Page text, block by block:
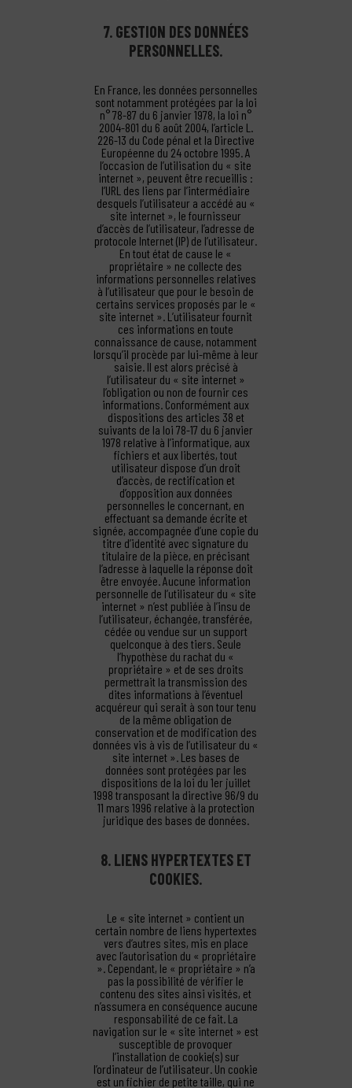
7. GESTION DES DONNÉES
PERSONNELLES.
En France, les données personnelles
sont notamment protégées par la loi
n° 78-87 du 6 janvier 1978, la loi n°
2004-801 du 6 août 2004, l’article L.
226-13 du Code pénal et la Directive
Européenne du 24 octobre 1995. A
l’occasion de l’utilisation du « site
internet », peuvent être recueillis :
l’URL des liens par l’intermédiaire
desquels l’utilisateur a accédé au «
site internet », le fournisseur
d’accès de l’utilisateur, l’adresse de
protocole Internet (IP) de l’utilisateur.
En tout état de cause le «
propriétaire » ne collecte des
informations personnelles relatives
à l’utilisateur que pour le besoin de
certains services proposés par le «
site internet ». L’utilisateur fournit
ces informations en toute
connaissance de cause, notamment
lorsqu’il procède par lui-même à leur
saisie. Il est alors précisé à
l’utilisateur du « site internet »
l’obligation ou non de fournir ces
informations. Conformément aux
dispositions des articles 38 et
suivants de la loi 78-17 du 6 janvier
1978 relative à l’informatique, aux
fichiers et aux libertés, tout
utilisateur dispose d’un droit
d’accès, de rectification et
d’opposition aux données
personnelles le concernant, en
effectuant sa demande écrite et
signée, accompagnée d’une copie du
titre d’identité avec signature du
titulaire de la pièce, en précisant
l’adresse à laquelle la réponse doit
être envoyée. Aucune information
personnelle de l’utilisateur du « site
internet » n’est publiée à l’insu de
l’utilisateur, échangée, transférée,
cédée ou vendue sur un support
quelconque à des tiers. Seule
l’hypothèse du rachat du «
propriétaire » et de ses droits
permettrait la transmission des
dites informations à l’éventuel
acquéreur qui serait à son tour tenu
de la même obligation de
conservation et de modification des
données vis à vis de l’utilisateur du «
site internet ». Les bases de
données sont protégées par les
dispositions de la loi du 1er juillet
1998 transposant la directive 96/9 du
11 mars 1996 relative à la protection
juridique des bases de données.
8. LIENS HYPERTEXTES ET
COOKIES.
Le « site internet » contient un
certain nombre de liens hypertextes
vers d’autres sites, mis en place
avec l’autorisation du « propriétaire
». Cependant, le « propriétaire » n’a
pas la possibilité de vérifier le
contenu des sites ainsi visités, et
n’assumera en conséquence aucune
responsabilité de ce fait. La
navigation sur le « site internet » est
susceptible de provoquer
l’installation de cookie(s) sur
l’ordinateur de l’utilisateur. Un cookie
est un fichier de petite taille, qui ne